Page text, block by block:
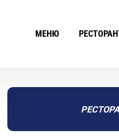
МЕНЮ